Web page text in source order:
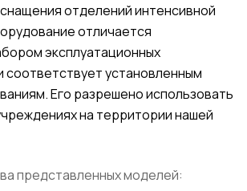
отделений интенсивной
отличается
эксплуатационных
соответствует установленным
Его разрешено использовать
на территории нашей
представленных моделей: